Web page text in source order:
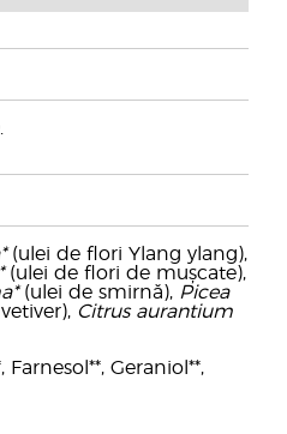
(ulei de flori Ylang ylang),
(ulei de flori de mușcate),
(ulei de smirnă), Picea
Citrus aurantium
Geraniol**,